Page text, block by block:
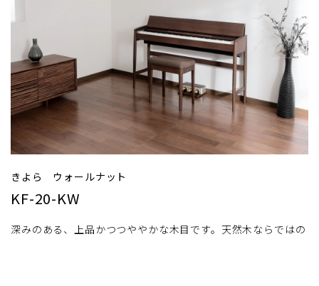
きよら ウォールナット
KF-20-KW
深みのある、上品かつつややかな木目です。天然木ならではの